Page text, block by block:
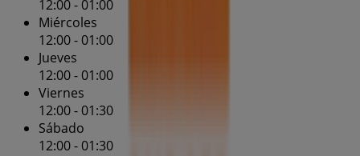
12:00 - 01:00
Miércoles
12:00 - 01:00
Jueves
12:00 - 01:00
Viernes
12:00 - 01:30
Sábado
12:00 - 01:30